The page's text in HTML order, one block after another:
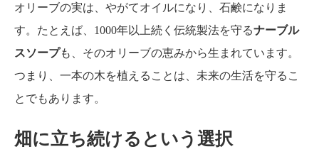
オリーブの実は、やがてオイルになり、石鹸になりま
す。たとえば、1000年以上続く伝統製法を守るナーブル
スソープも、そのオリーブの恵みから生まれています。
つまり、一本の木を植えることは、未来の生活を守るこ
とでもあります。
畑に立ち続けるという選択